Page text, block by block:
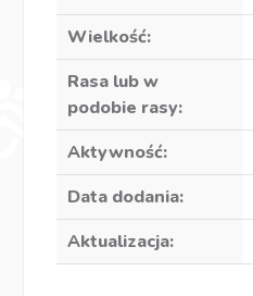
Wielkość:
Rasa lub w
podobie rasy:
Aktywność:
Data dodania:
Aktualizacja: